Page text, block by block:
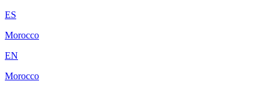
ES
Morocco
EN
Morocco